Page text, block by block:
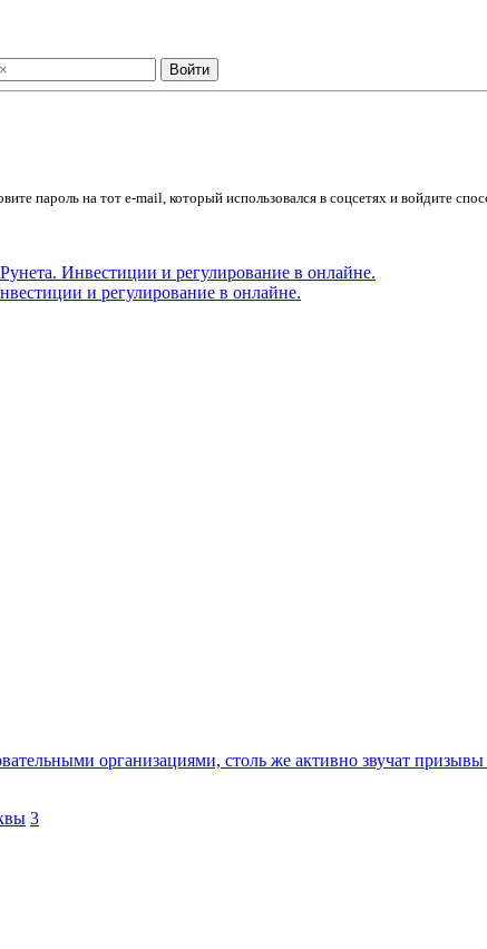
пароль на тот e-mail, который использовался в соцсетях и войдите
и регулирование в онлайне.
организациями, столь же активно звучат
3